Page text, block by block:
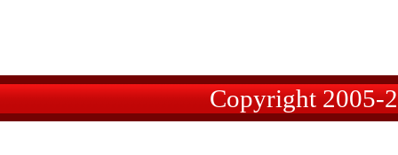
Copyright 2005-